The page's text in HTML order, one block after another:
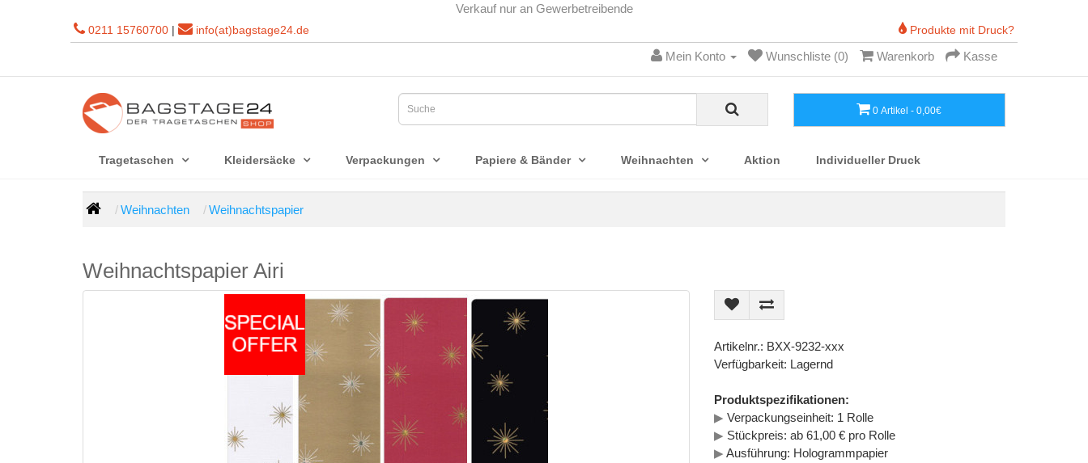
Verkauf nur an Gewerbetreibende
0211 15760700 | info(at)bagstage24.de Produkte mit Druck?
Mein Konto Wunschliste (0) Warenkorb Kasse
0 Artikel - 0,00€
Tragetaschen Kleidersäcke Verpackungen Papiere & Bänder Weihnachten Aktion Individueller Druck
Weihnachten Weihnachtspapier
Weihnachtspapier Airi
Artikelnr.: BXX-9232-xxx
Verfügbarkeit: Lagernd
Produktspezifikationen:
▶ Verpackungseinheit: 1 Rolle
▶ Stückpreis: ab 61,00 € pro Rolle
▶ Ausführung: Hologrammpapier